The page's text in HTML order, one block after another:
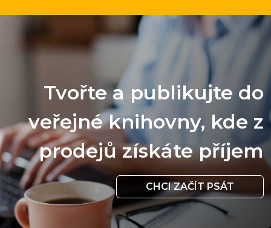
Tvořte a publikujte do
veřejné knihovny, kde z
prodejů získáte příjem
CHCI ZAČÍT PSÁT